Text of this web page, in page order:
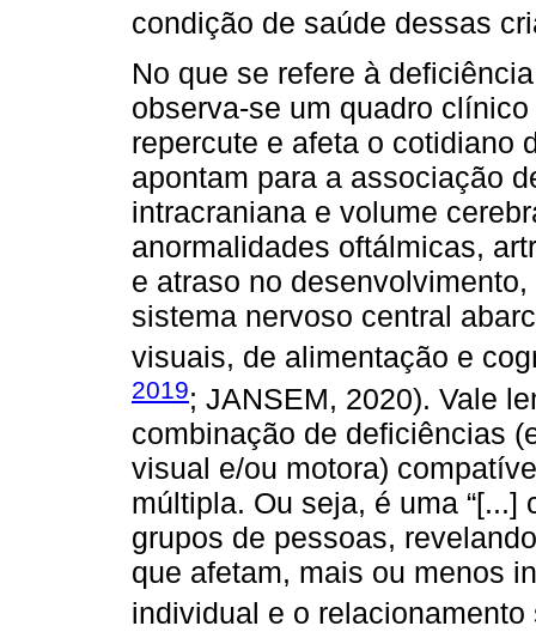
condição de saúde dessas
No que se refere à
observa-se um quadro
repercute e afeta o cotidiano
apontam para a associação
intracraniana e volume
anormalidades oftálmicas,
e atraso no
sistema nervoso central
visuais, de alimentação e
2019; JANSEM, 2020). Vale
combinação de deficiências
visual e/ou motora)
múltipla. Ou seja, é uma
grupos de pessoas,
que afetam, mais ou menos
individual e o relacionamento